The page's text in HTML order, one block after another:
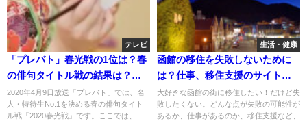
テレビ
「プレバト」春光戦の1位は？春
の俳句タイトル戦の結果は？
2020年4月9日
2020年4月9日放送「プレバト」では、名
人・特待生No.1を決める春の俳句タイト
ル戦「2020春光戦」です。ここでは、
生活・健康
函館の移住を失敗しないために
は？仕事、移住支援のサイトも
紹介！
大好きな函館の街に移住したい！だけど失
敗したくない。どんな点が失敗の可能性が
あるか、仕事があるのか、移住支援など、